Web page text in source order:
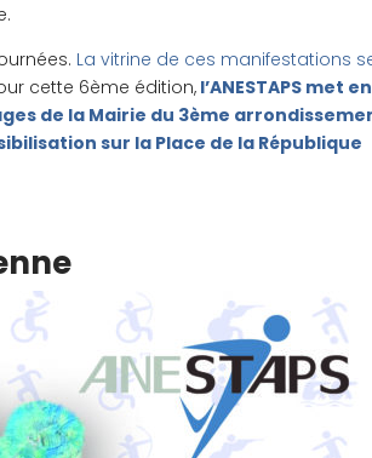
La vitrine de ces manifestations
cette 6ème édition, l’ANESTAPS met en
de la Mairie du 3ème
sur la Place de la République